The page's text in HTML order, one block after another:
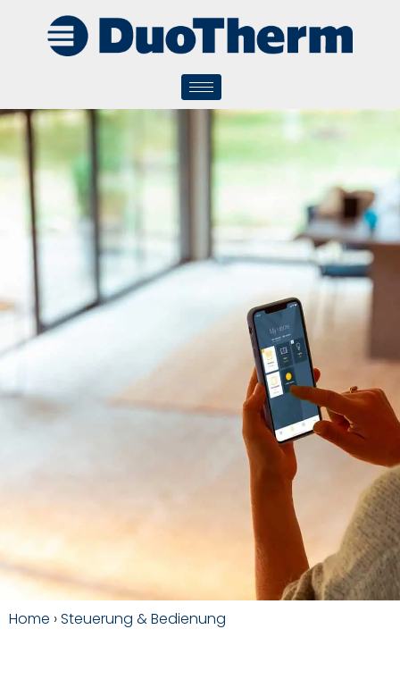
Home ›Steuerung & Bedienung